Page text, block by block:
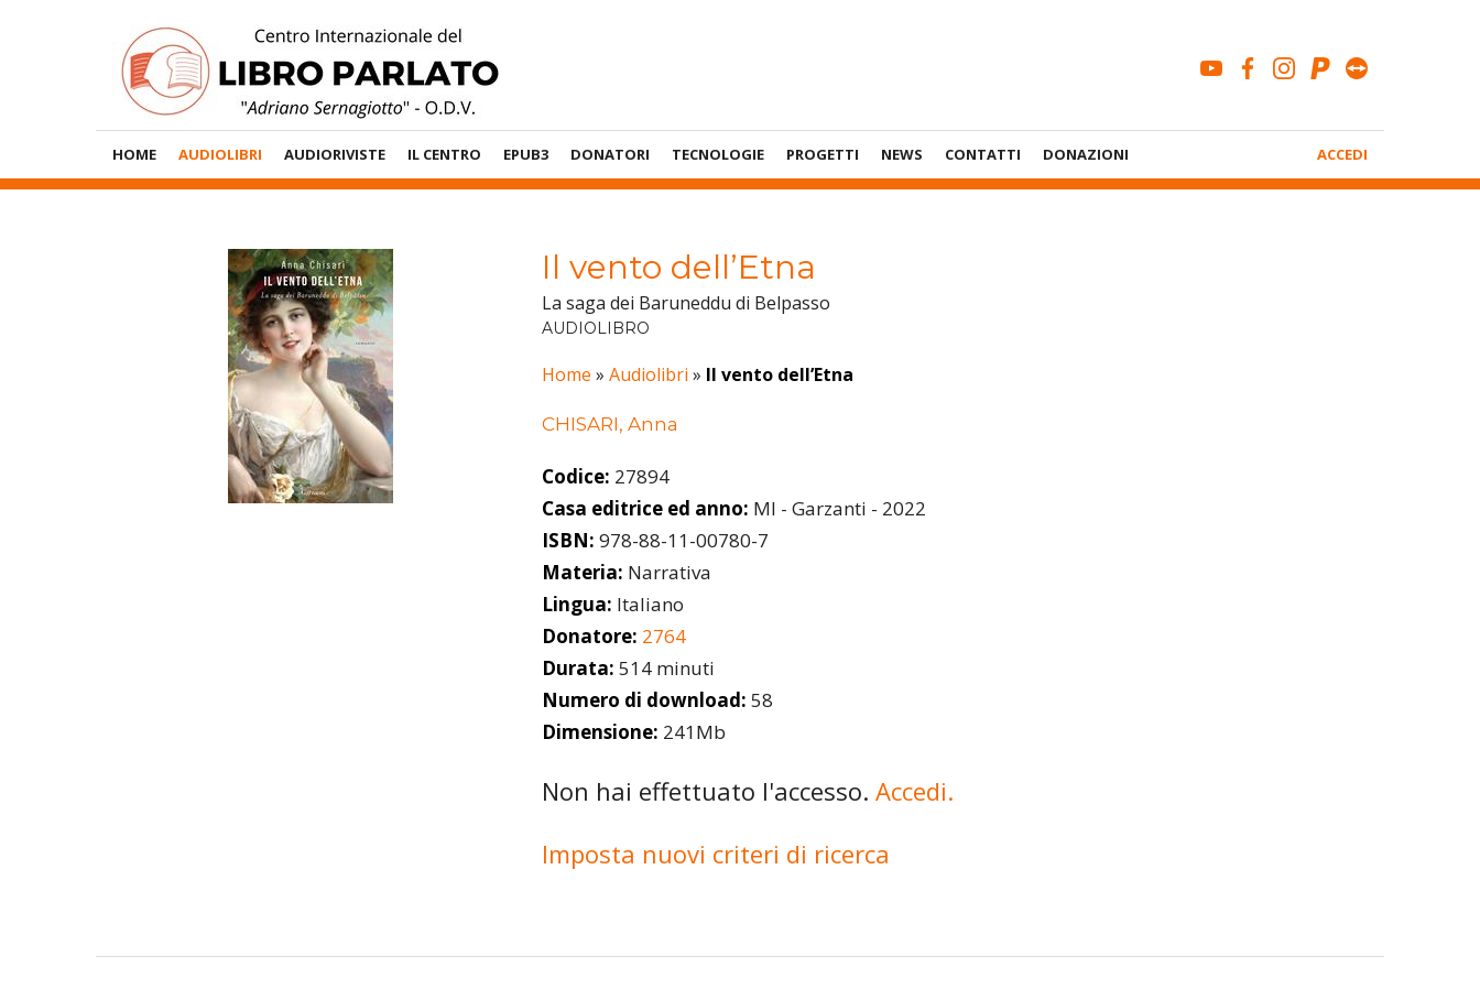
youtubefacebook
instagram
paypal
Menù
Principale
HOME AUDIOLIBRI AUDIORIVISTE IL CENTRO EPUB3 DONATORI TECNOLOGIE PROGETTI NEWS CONTATTI DONAZIONI
Account
ACCEDI
Il vento dell’Etna
La saga dei Baruneddu di Belpasso
AUDIOLIBRO
Home » Audiolibri » Il vento dell’Etna
CHISARI, Anna
Codice: 27894
Casa editrice ed anno: MI - Garzanti - 2022
ISBN: 978-88-11-00780-7
Materia: Narrativa
Lingua: Italiano
Donatore: 2764
Durata: 514 minuti
Numero di download: 58
Dimensione: 241Mb
Non hai effettuato l'accesso. Accedi.
Imposta nuovi criteri di ricerca